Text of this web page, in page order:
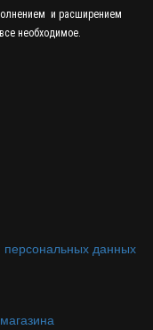
и расширением
необходимое.
персональных данных